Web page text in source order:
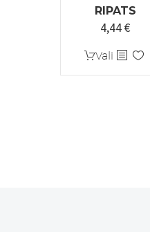
RIPATS
Algne
oli:
5,55 €.
4,44€
on:
Vali Sellel
tootel